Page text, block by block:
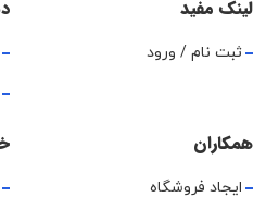
لینک مفید
ثبت نام / ورود
همکاران
ایجاد فروشگاه